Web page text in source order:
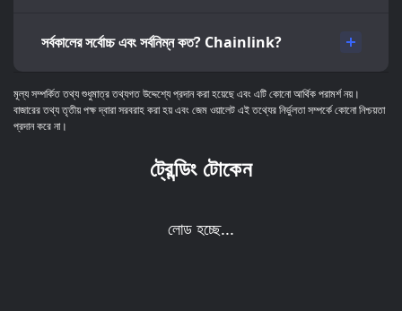
সর্বকালের সর্বোচ্চ এবং সর্বনিম্ন কত? Chainlink?
মূল্য সম্পর্কিত তথ্য শুধুমাত্র তথ্যগত উদ্দেশ্যে প্রদান করা হয়েছে এবং এটি কোনো আর্থিক পরামর্শ নয়।
বাজারের তথ্য তৃতীয় পক্ষ দ্বারা সরবরাহ করা হয় এবং জেম ওয়ালেট এই তথ্যের নির্ভুলতা সম্পর্কে কোনো নিশ্চয়তা
প্রদান করে না।
ট্রেন্ডিং টোকেন
লোড হচ্ছে...